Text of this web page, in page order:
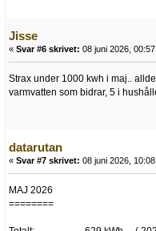
Jisse
« Svar #6 skrivet: 08 juni 2026,
Strax under 1000 kwh i maj..
varmvatten som bidrar, 5 i
datarutan
« Svar #7 skrivet: 08 juni 2026,
MAJ 2026
========